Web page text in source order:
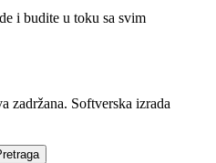
i budite u toku sa svim
zadržana. Softverska izrada